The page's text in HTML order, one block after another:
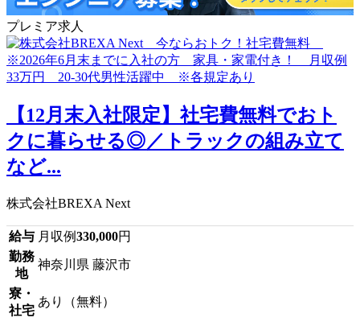
プレミア求人
【12月末入社限定】社宅費無料でおト
クに暮らせる◎／トラックの組み立て
など...
株式会社BREXA Next
給与 月収例330,000円
勤務
地
神奈川県 藤沢市
寮・
社宅
あり（無料）